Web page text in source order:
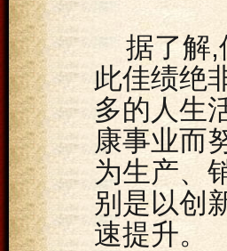
据了解,
此佳绩绝
多的人生
康事业而
为生产、
别是以创
速提升。